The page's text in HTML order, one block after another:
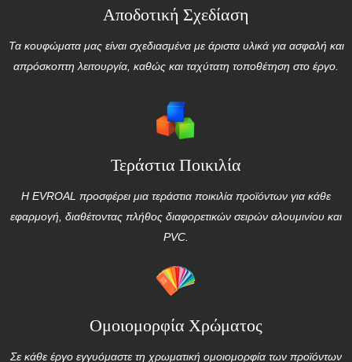
Αποδοτική Σχεδίαση
Τα κουφώματα μας είναι σχεδιασμένα με άριστα υλικά για ασφαλή και
απρόσκοπτη λειτουργία, καθώς και ταχύτατη τοποθέτηση στο έργο.
Τεράστια Ποικιλία
Η EVROAL προσφέρει μια τεράστια ποικιλία προϊόντων για κάθε
εφαρμογή, διαθέτοντας πλήθος διαφορετικών σειρών αλουμινίου και
PVC.
Ομοιομορφία Χρώματος
Σε κάθε έργο εγγυόμαστε τη χρωματική ομοιομορφία των προϊόντων